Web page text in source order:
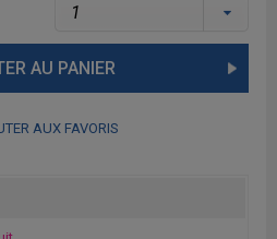
AU PANIER
AUX FAVORIS